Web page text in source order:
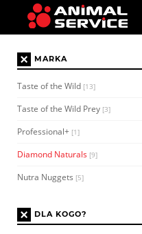
× MARKA
Taste of the Wild [13]
Taste of the Wild Prey [3]
Professional+ [1]
Diamond Naturals [9]
Nutra Nuggets [5]
× DLA KOGO?